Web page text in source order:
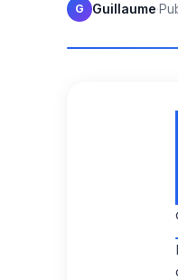
G Guillaume·